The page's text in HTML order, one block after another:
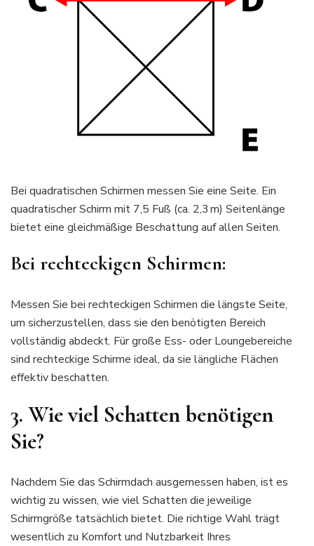
Bei quadratischen Schirmen messen Sie eine Seite. Ein
quadratischer Schirm mit 7,5 Fuß (ca. 2,3 m) Seitenlänge
bietet eine gleichmäßige Beschattung auf allen Seiten.
Bei rechteckigen Schirmen:
Messen Sie bei rechteckigen Schirmen die längste Seite,
um sicherzustellen, dass sie den benötigten Bereich
vollständig abdeckt. Für große Ess- oder Loungebereiche
sind rechteckige Schirme ideal, da sie längliche Flächen
effektiv beschatten.
3. Wie viel Schatten benötigen
Sie?
Nachdem Sie das Schirmdach ausgemessen haben, ist es
wichtig zu wissen, wie viel Schatten die jeweilige
Schirmgröße tatsächlich bietet. Die richtige Wahl trägt
wesentlich zu Komfort und Nutzbarkeit Ihres